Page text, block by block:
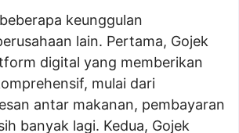
keunggulan
lain. Pertama, Gojek
digital yang memberikan
mulai dari
antar makanan, pembayaran
banyak lagi. Kedua, Gojek